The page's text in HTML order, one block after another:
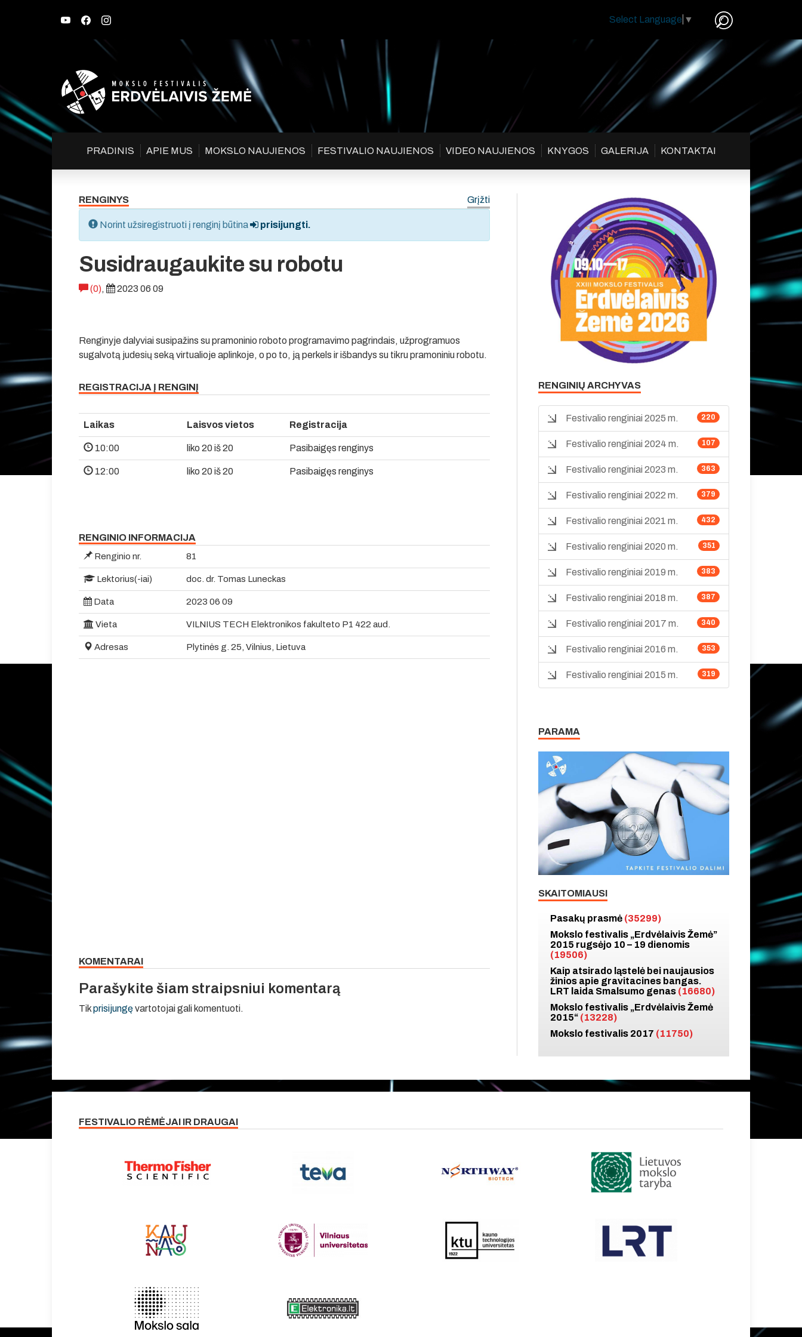
Select Language ▼
PRADINIS APIE MUS MOKSLO NAUJIENOS FESTIVALIO NAUJIENOS VIDEO NAUJIENOS KNYGOS GALERIJA KONTAKTAI
RENGINYS Grįžti
Norint užsiregistruoti į renginį būtina prisijungti.
Susidraugaukite su robotu
(0), 2023 06 09
Renginyje dalyviai susipažins su pramoninio roboto programavimo pagrindais, užprogramuos
sugalvotą judesių seką virtualioje aplinkoje, o po to, ją perkels ir išbandys su tikru pramoniniu robotu.
REGISTRACIJA Į RENGINĮ
Laikas Laisvos vietos Registracija
10:00 liko 20 iš 20 Pasibaigęs renginys
12:00 liko 20 iš 20 Pasibaigęs renginys
RENGINIO INFORMACIJA
Renginio nr. 81
Lektorius(-iai) doc. dr. Tomas Luneckas
Data 2023 06 09
Vieta VILNIUS TECH Elektronikos fakulteto P1 422 aud.
Adresas Plytinės g. 25, Vilnius, Lietuva
KOMENTARAI
Parašykite šiam straipsniui komentarą
Tikprisijungęvartotojai gali komentuoti.
RENGINIŲ ARCHYVAS
220
Festivalio renginiai 2025 m.
107
Festivalio renginiai 2024 m.
363
Festivalio renginiai 2023 m.
379
Festivalio renginiai 2022 m.
432
Festivalio renginiai 2021 m.
351
Festivalio renginiai 2020 m.
383
Festivalio renginiai 2019 m.
387
Festivalio renginiai 2018 m.
340
Festivalio renginiai 2017 m.
353
Festivalio renginiai 2016 m.
319
Festivalio renginiai 2015 m.
PARAMA
SKAITOMIAUSI
Pasakų prasmė (35299)
Mokslo festivalis „Erdvėlaivis Žemė”
2015 rugsėjo 10 – 19 dienomis
(19506)
Kaip atsirado ląstelė bei naujausios
žinios apie gravitacines bangas.
LRT laida Smalsumo genas (16680)
Mokslo festivalis „Erdvėlaivis Žemė
2015“ (13228)
Mokslo festivalis 2017 (11750)
FESTIVALIO RĖMĖJAI IR DRAUGAI